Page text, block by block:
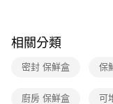
相關分類
密封 保鮮盒 保
廚房 保鮮盒 可